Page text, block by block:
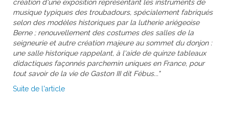
création d'une exposition représentant les instruments de
musique typiques des troubadours, spécialement fabriqués
selon des modèles historiques par la lutherie ariégeoise
Berne ; renouvellement des costumes des salles de la
seigneurie et autre création majeure au sommet du donjon :
une salle historique rappelant, à l'aide de quinze tableaux
didactiques façonnés parchemin uniques en France, pour
tout savoir de la vie de Gaston III dit Fébus..."
Suite de l'article